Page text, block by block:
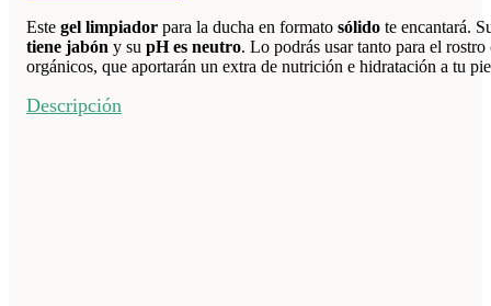
Este gel limpiador para la ducha en formato sólido te encantará.
tiene jabón y su pH es neutro. Lo podrás usar tanto para el
orgánicos, que aportarán un extra de nutrición e hidratación a tu
Descripción